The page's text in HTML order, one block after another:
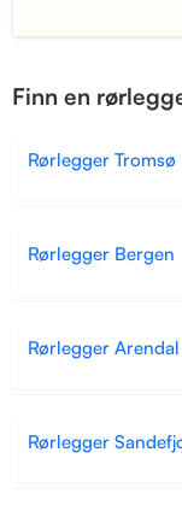
Finn en
Rørlegger Tromsø
Rørlegger Bergen
Rørlegger Arendal
Rørlegger